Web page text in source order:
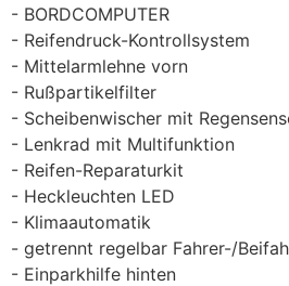
BORDCOMPUTER
Reifendruck-Kontrollsystem
Mittelarmlehne vorn
Rußpartikelfilter
Scheibenwischer mit
Lenkrad mit Multifunktion
Reifen-Reparaturkit
Heckleuchten LED
Klimaautomatik
getrennt regelbar Fahrer-/
Einparkhilfe hinten